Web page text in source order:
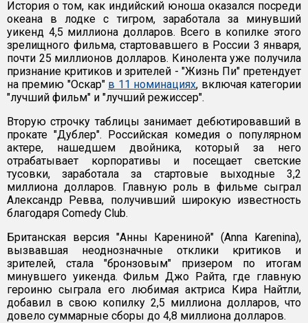
История о том, как индийский юноша оказался посреди
океана в лодке с тигром, заработала за минувший
уикенд 4,5 миллиона долларов. Всего в копилке этого
зрелищного фильма, стартовавшего в России 3 января,
почти 25 миллионов долларов. Кинолента уже получила
признание критиков и зрителей - "Жизнь Пи" претендует
на премию "Оскар" в 11 номинациях, включая категории
"лучший фильм" и "лучший режиссер".
Вторую строчку таблицы занимает дебютировавший в
прокате "Дублер". Российская комедия о популярном
актере, нашедшем двойника, который за него
отрабатывает корпоративы и посещает светские
тусовки, заработала за стартовые выходные 3,2
миллиона долларов. Главную роль в фильме сыграл
Александр Ревва, получивший широкую известность
благодаря Comedy Club.
Британская версия "Анны Карениной" (Anna Karenina),
вызвавшая неоднозначные отклики критиков и
зрителей, стала "бронзовым" призером по итогам
минувшего уикенда. Фильм Джо Райта, где главную
героиню сыграла его любимая актриса Кира Найтли,
добавил в свою копилку 2,5 миллиона долларов, что
довело суммарные сборы до 4,8 миллиона долларов.